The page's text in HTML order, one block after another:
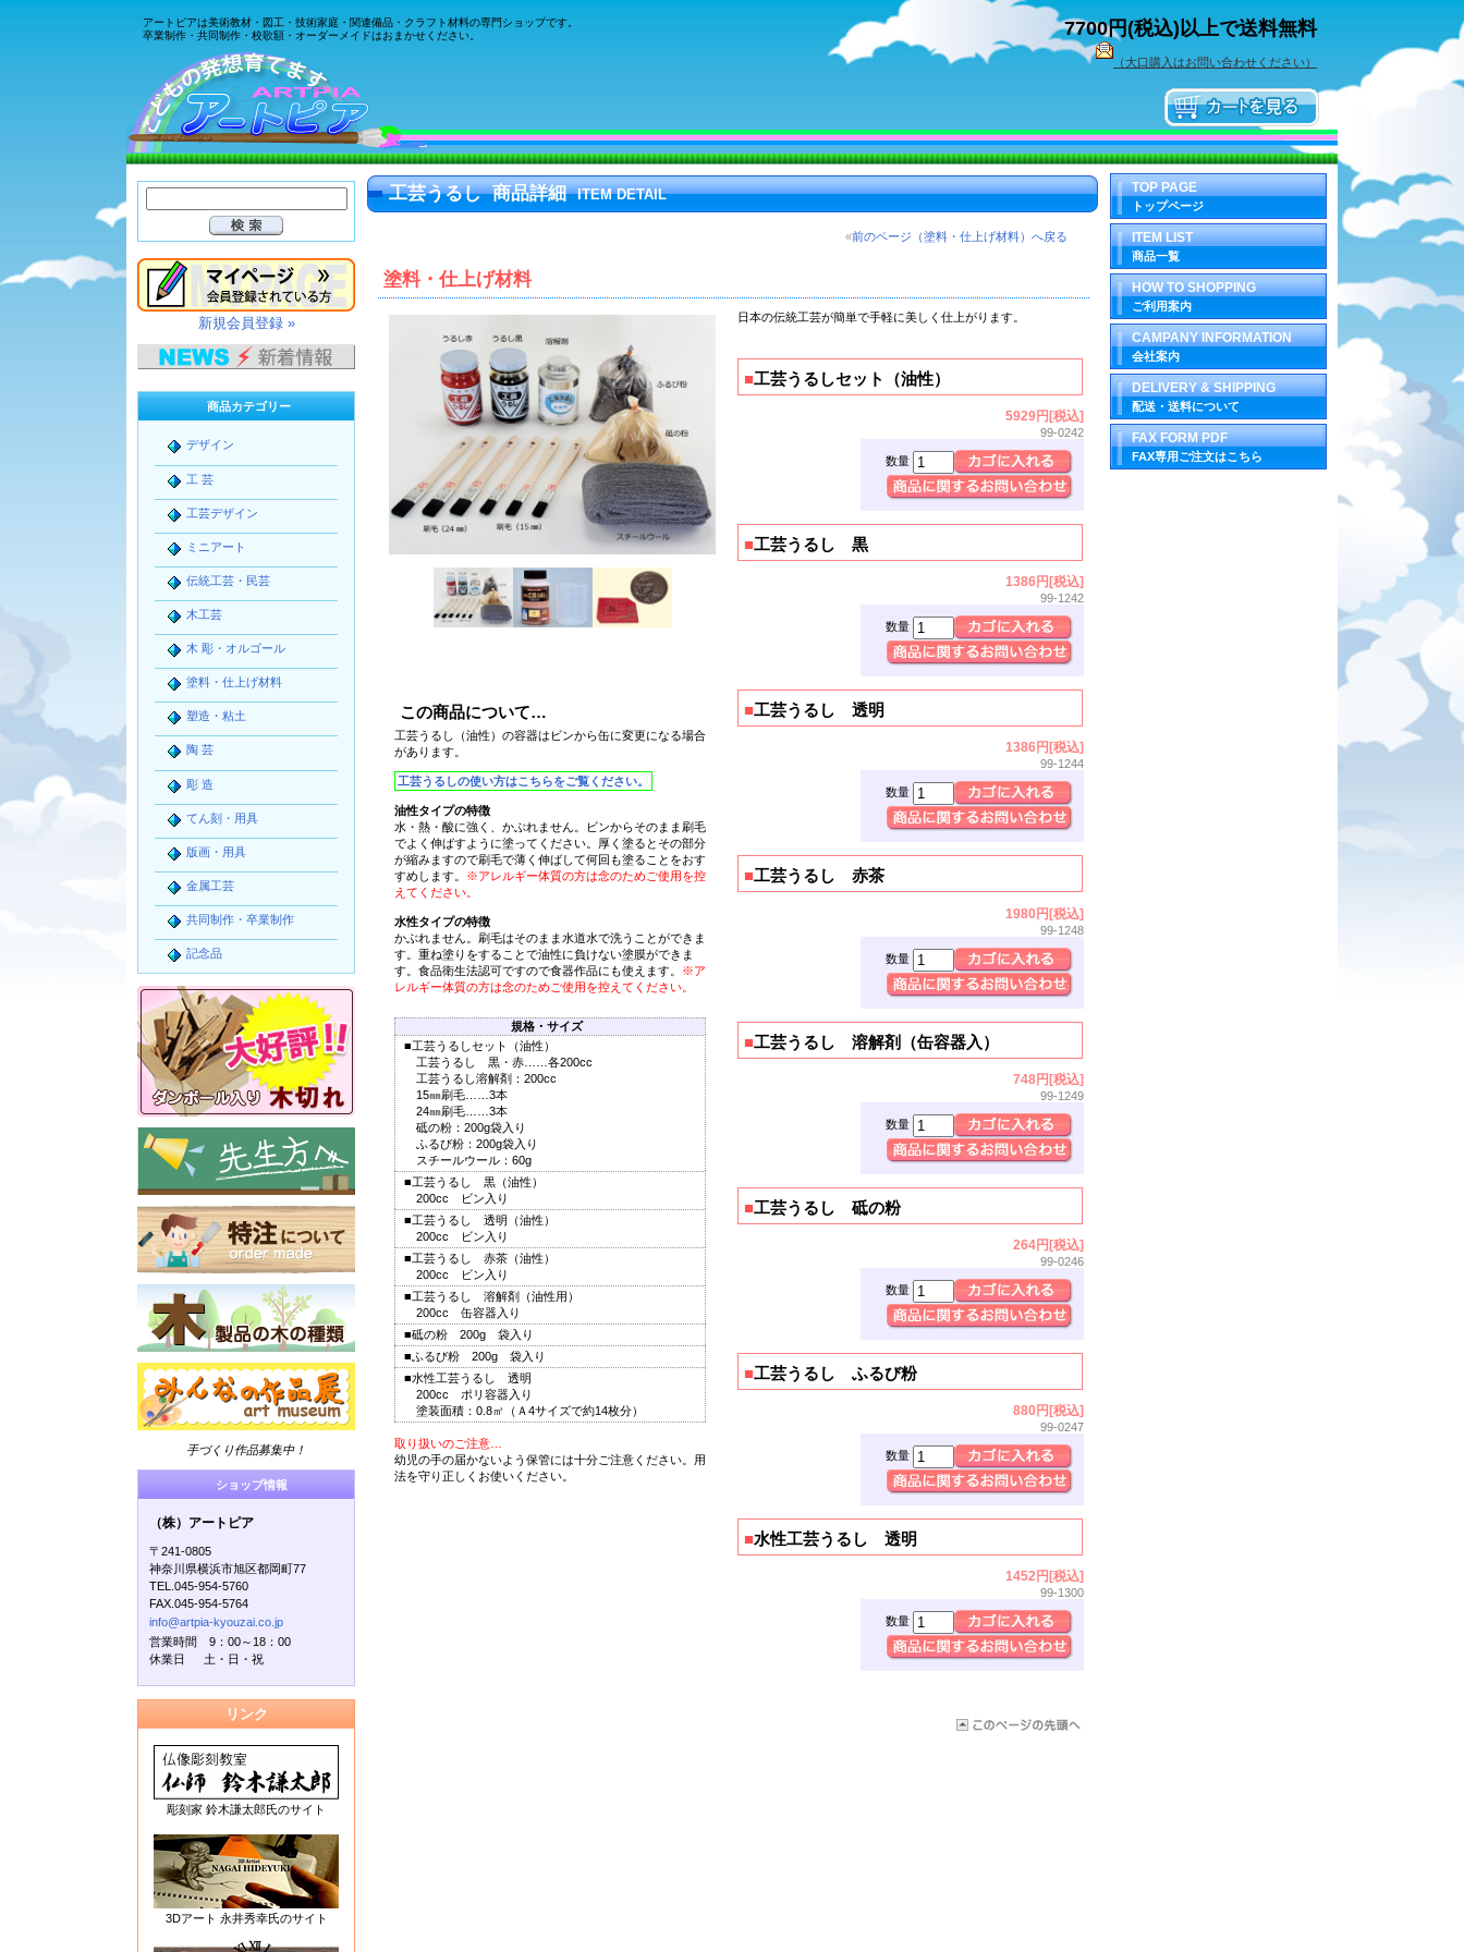
アートピアは美術教材・図工・技術家庭・関連備品・クラフト材料の専門ショップです。
卒業制作・共同制作・校歌額・オーダーメイドはおまかせください。
7700円(税込)以上で送料無料
（大口購入はお問い合わせください）
工芸うるし 商品詳細 ITEM DETAIL
«前のページ（塗料・仕上げ材料）へ戻る
塗料・仕上げ材料
日本の伝統工芸が簡単で手軽に美しく仕上がります。
■工芸うるしセット（油性）
5929円[税込]
99-0242
数量
■工芸うるし 黒
1386円[税込]
99-1242
数量
■工芸うるし 透明
1386円[税込]
99-1244
数量
■工芸うるし 赤茶
1980円[税込]
99-1248
数量
■工芸うるし 溶解剤（缶容器入）
748円[税込]
99-1249
数量
■工芸うるし 砥の粉
264円[税込]
99-0246
数量
■工芸うるし ふるび粉
880円[税込]
99-0247
数量
■水性工芸うるし 透明
1452円[税込]
99-1300
数量
この商品について…
工芸うるし
（油性）の容器はビンから缶に変更になる場合
があります。
工芸うるしの使い方はこちらをご覧ください。
油性タイプの特徴
水・熱・酸に強く、 かぶれません 。ビンからそのまま刷毛
でよく伸ばすように塗ってください。厚く塗るとその部分
が縮みますので刷毛で薄く伸ばして何回も塗ることをおす
すめします。 ※アレルギー体質の方は念のためご使用を控
えてください。
水性タイプの特徴
かぶれません。刷毛はそのまま水道水で洗うことができま
す。重ね塗りをすることで油性に負けない塗膜ができま
す。 食品衛生法認可ですので食器作品にも使えます。 ※ア
レルギー体質の方は念のためご使用を控えてください。
規格・サイズ
■工芸うるしセット（油性）
工芸うるし 黒・赤……各200cc
工芸うるし溶解剤：200cc
15㎜刷毛……3本
24㎜刷毛……3本
砥の粉：200g袋入り
ふるび粉：200g袋入り
スチールウール：60g
■工芸うるし 黒（油性）
200cc ビン入り
■工芸うるし 透明（油性）
200cc ビン入り
■工芸うるし 赤茶（油性）
200cc ビン入り
■工芸うるし 溶解剤（油性用）
200cc 缶容器入り
■砥の粉 200g 袋入り
■ふるび粉 200g 袋入り
■水性工芸うるし 透明
200cc ポリ容器入り
塗装面積：0.8㎡（Ａ4サイズで約14枚分）
取り扱いのご注意…
幼児の手の届かないよう保管には十分ご注意ください。用
法を守り正しくお使いください。
TOP PAGE
トップページ
ITEM LIST
商品一覧
HOW TO SHOPPING
ご利用案内
CAMPANY INFORMATION
会社案内
DELIVERY & SHIPPING
配送・送料について
FAX FORM PDF
FAX専用ご注文はこちら
新規会員登録 »
商品カテゴリー
デザイン
工 芸
工芸デザイン
ミニアート
伝統工芸・民芸
木工芸
木 彫・オルゴール
塗料・仕上げ材料
塑造・粘土
陶 芸
彫 造
てん刻・用具
版画・用具
金属工芸
共同制作・卒業制作
記念品
手づくり作品募集中！
ショップ情報
（株）アートピア
〒241-0805
神奈川県横浜市旭区都岡町77
TEL.045-954-5760
FAX.045-954-5764
info@artpia-kyouzai.co.jp
営業時間 9：00～18：00
休業日 土・日・祝
リンク
彫刻家 鈴木謙太郎氏のサイト
3Dアート 永井秀幸氏のサイト